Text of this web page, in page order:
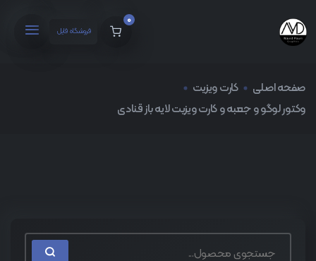
0
فروشگاه فایل
صفحه اصلی
کارت ویزیت
وکتور لوگو و جعبه و کارت ویزیت لایه باز قنادی